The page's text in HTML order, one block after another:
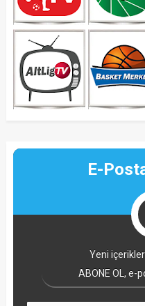
E-
Yeni
ABONE OL, e-